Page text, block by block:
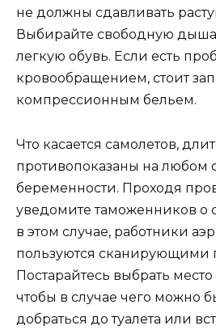
не должны сдавливать
Выбирайте свободную
легкую обувь. Если есть
кровообращением, стоит
компрессионным бельем.
Что касается самолетов,
противопоказаны на любом
беременности. Проходя
уведомите таможенников о
в этом случае, работники
пользуются сканирующими
Постарайтесь выбрать
чтобы в случае чего можно
добраться до туалета или